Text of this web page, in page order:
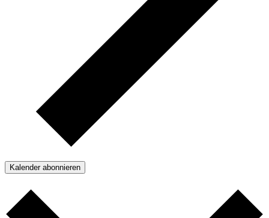
Kalender abonnieren